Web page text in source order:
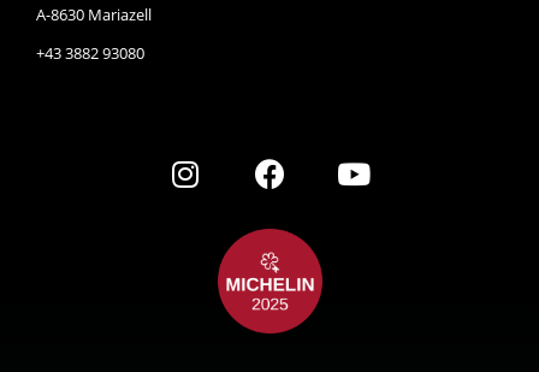
A-8630 Mariazell
+43 3882 93080